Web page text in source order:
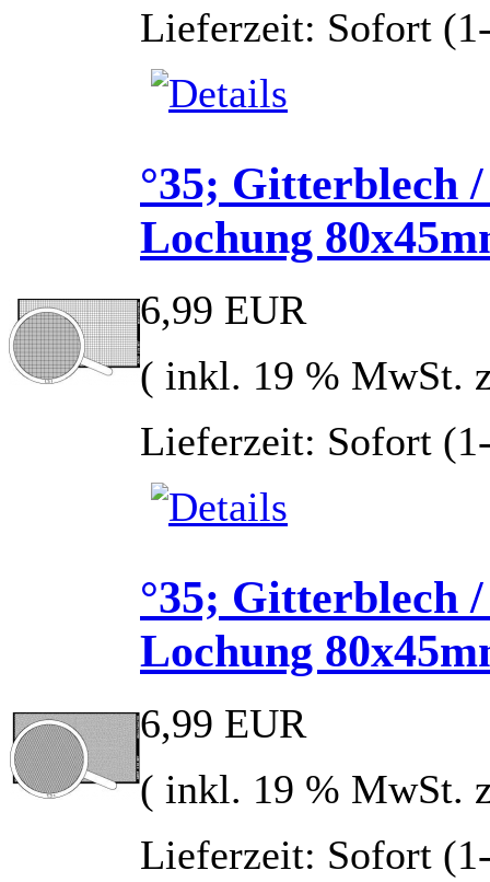
Lieferzeit: Sofort
°35; Gitterblech
Lochung
6,99 EUR
( inkl. 19 % MwSt.
Lieferzeit: Sofort
°35; Gitterblech
Lochung
6,99 EUR
( inkl. 19 % MwSt.
Lieferzeit: Sofort